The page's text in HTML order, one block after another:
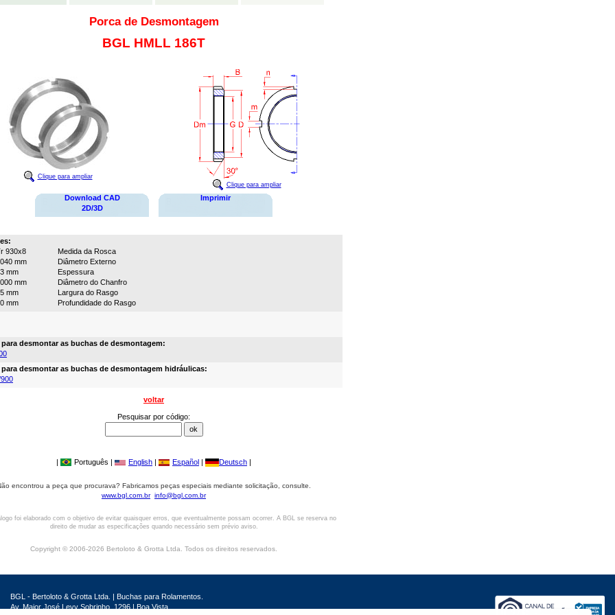
Porca de Desmontagem
BGL HMLL 186T
Clique para ampliar
Clique para ampliar
Download CAD
2D/3D
Imprimir
930x8
Medida da Rosca
mm
Diâmetro Externo
mm
Espessura
mm
Diâmetro do Chanfro
mm
Largura do Rasgo
mm
Profundidade do Rasgo
desmontar as buchas de desmontagem:
desmontar as buchas de desmontagem hidráulicas:
voltar
Pesquisar por código:
| Português | English | Español | Deutsch |
encontrou a peça que procurava? Fabricamos peças especiais mediante solicitação, consulte.
www.bgl.com.br info@bgl.com.br
foi elaborado com o objetivo de evitar quaisquer erros, que eventualmente possam ocorrer. A BGL se reserva no
direito de mudar as especificações quando necessário sem prévio aviso.
Copyright © 2006-2026 Bertoloto & Grotta Ltda. Todos os direitos reservados.
BGL - Bertoloto & Grotta Ltda. | Buchas para Rolamentos.
Av. Major José Levy Sobrinho, 1296 | Boa Vista